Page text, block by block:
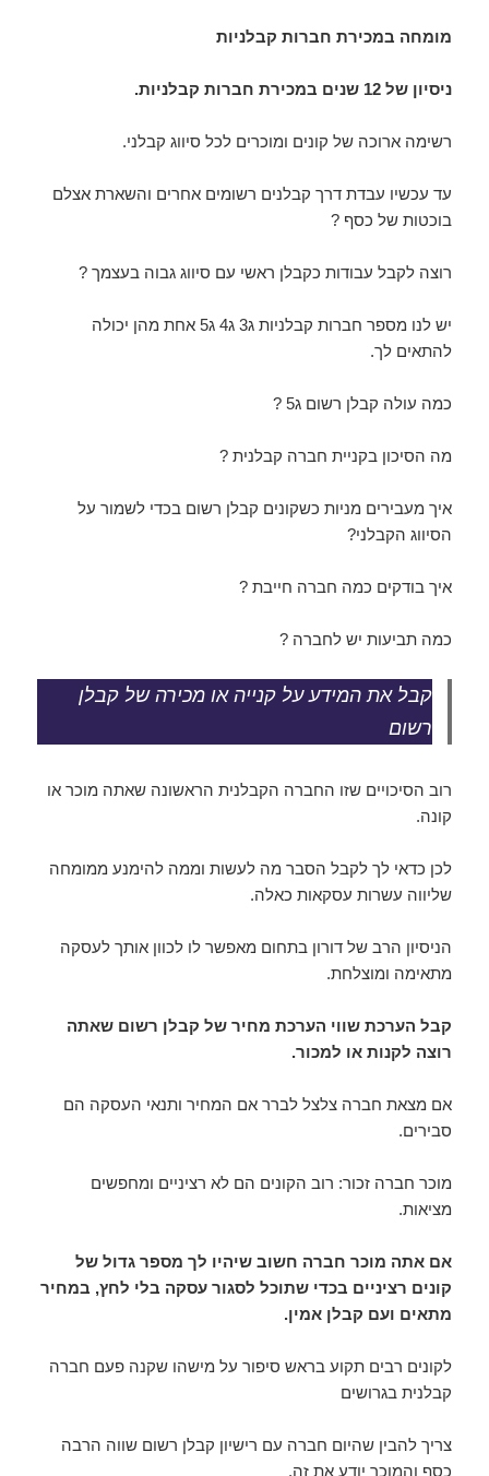
מומחה במכירת חברות קבלניות
ניסיון של 12 שנים במכירת חברות קבלניות.
רשימה ארוכה של קונים ומוכרים לכל סיווג קבלני.
עד עכשיו עבדת דרך קבלנים רשומים אחרים והשארת אצלם
בוכטות של כסף ?
רוצה לקבל עבודות כקבלן ראשי עם סיווג גבוה בעצמך ?
יש לנו מספר חברות קבלניות ג3 ג4 ג5 אחת מהן יכולה
להתאים לך.
כמה עולה קבלן רשום ג5 ?
מה הסיכון בקניית חברה קבלנית ?
איך מעבירים מניות כשקונים קבלן רשום בכדי לשמור על
הסיווג הקבלני?
איך בודקים כמה חברה חייבת ?
כמה תביעות יש לחברה ?
קבל את המידע על קנייה או מכירה של קבלן
רשום
רוב הסיכויים שזו החברה הקבלנית הראשונה שאתה מוכר או
קונה.
לכן כדאי לך לקבל הסבר מה לעשות וממה להימנע ממומחה
שליווה עשרות עסקאות כאלה.
הניסיון הרב של דורון בתחום מאפשר לו לכוון אותך לעסקה
מתאימה ומוצלחת.
קבל הערכת שווי הערכת מחיר של קבלן רשום שאתה
רוצה לקנות או למכור.
אם מצאת חברה צלצל לברר אם המחיר ותנאי העסקה הם
סבירים.
מוכר חברה זכור: רוב הקונים הם לא רציניים ומחפשים
מציאות.
אם אתה מוכר חברה חשוב שיהיו לך מספר גדול של
קונים רציניים בכדי שתוכל לסגור עסקה בלי לחץ, במחיר
מתאים ועם קבלן אמין.
לקונים רבים תקוע בראש סיפור על מישהו שקנה פעם חברה
קבלנית בגרושים
צריך להבין שהיום חברה עם רישיון קבלן רשום שווה הרבה
כסף והמוכר יודע את זה.